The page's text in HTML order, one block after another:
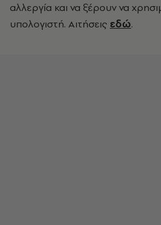
αλλεργία και να ξέρουν να
υπολογιστή. Αιτήσεις εδώ.